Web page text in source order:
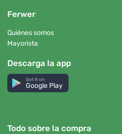
Ferwer
Quiénes somos
Mayorista
Descarga la app
Get it on
Google Play
Todo sobre la compra